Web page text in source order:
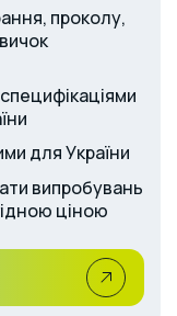
проколу,
для України
випробувань
ціною